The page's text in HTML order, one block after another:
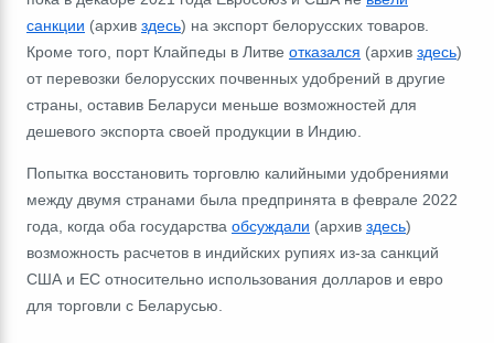
санкции (архив здесь) на экспорт белорусских товаров.
Кроме того, порт Клайпеды в Литве отказался (архив здесь)
от перевозки белорусских почвенных удобрений в другие
страны, оставив Беларуси меньше возможностей для
дешевого экспорта своей продукции в Индию.
Попытка восстановить торговлю калийными удобрениями
между двумя странами была предпринята в феврале 2022
года, когда оба государства обсуждали (архив здесь)
возможность расчетов в индийских рупиях из-за санкций
США и ЕС относительно использования долларов и евро
для торговли с Беларусью.